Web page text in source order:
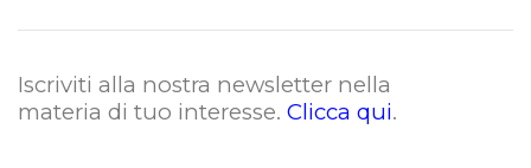
Iscriviti alla nostra newsletter nella
materia di tuo interesse. Clicca qui.